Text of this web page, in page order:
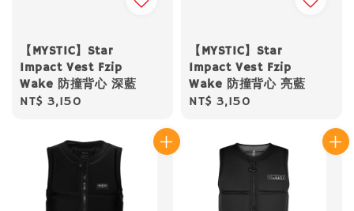
【MYSTIC】Star
Impact Vest Fzip
Wake 防撞背心 深藍
Regular
NT$ 3,150
【MYSTIC】Star
Impact Vest Fzip
Wake 防撞背心 亮藍
Regular
NT$ 3,150